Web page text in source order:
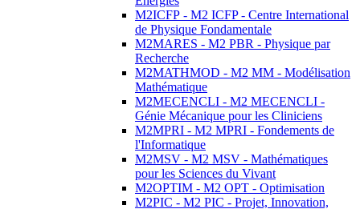
M2ICFP - M2 ICFP - Centre International
de Physique Fondamentale
M2MARES - M2 PBR - Physique par
Recherche
M2MATHMOD - M2 MM - Modélisation
Mathématique
M2MECENCLI - M2 MECENCLI -
Génie Mécanique pour les Cliniciens
M2MPRI - M2 MPRI - Fondements de
l'Informatique
M2MSV - M2 MSV - Mathématiques
pour les Sciences du Vivant
M2OPTIM - M2 OPT - Optimisation
M2PIC - M2 PIC - Projet, Innovation,